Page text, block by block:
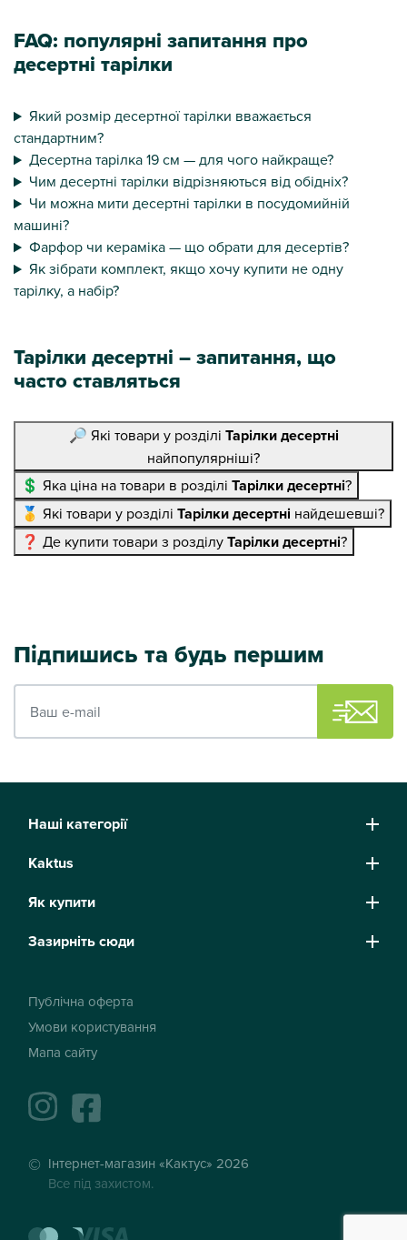
FAQ: популярні запитання про
десертні тарілки
Який розмір десертної тарілки вважається
стандартним?
Десертна тарілка 19 см — для чого найкраще?
Чим десертні тарілки відрізняються від обідніх?
Чи можна мити десертні тарілки в посудомийній
машині?
Фарфор чи кераміка — що обрати для десертів?
Як зібрати комплект, якщо хочу купити не одну
тарілку, а набір?
Тарілки десертні – запитання, що
часто ставляться
🔎 Які товари у розділі Тарілки десертні
найпопулярніші?
💲 Яка ціна на товари в розділі Тарілки десертні?
🥇 Які товари у розділі Тарілки десертні найдешевші?
❓ Де купити товари з розділуТарілки десертні?
Підпишись та будь першим
Наші категорії
Kaktus
Як купити
Зазирніть сюди
Публічна оферта
Умови користування
Мапа сайту
instagramfacebook
Інтернет-магазин «Кактус» 2026
Все під захистом.
mastercard